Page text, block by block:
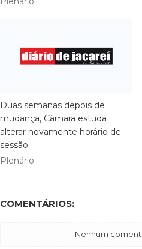
Duas semanas depois de
mudança, Câmara estuda
alterar novamente horário de
sessão
Plenário
COMENTÁRIOS:
Nenhum